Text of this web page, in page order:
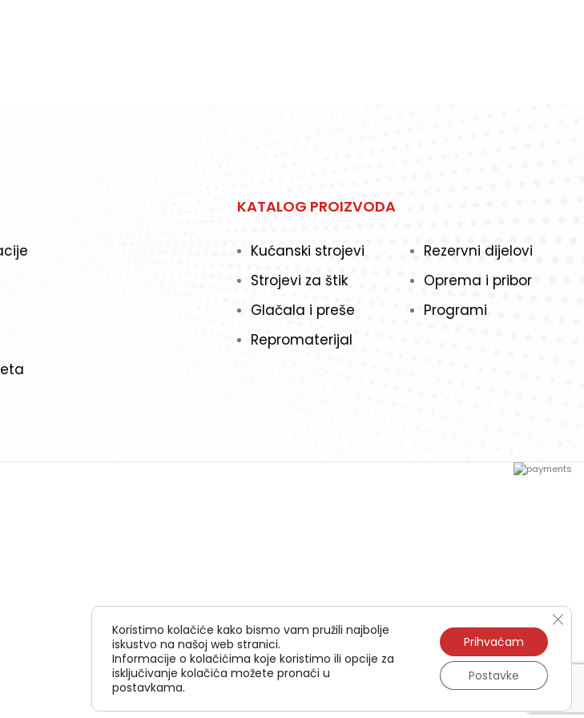
KATALOG PROIZVODA
Kućanski strojevi
Strojevi za štik
Glačala i preše
Repromaterijal
Rezervni dijelovi
Oprema i pribor
Programi
Koristimo kolačiće kako bismo vam pružili najbolje
iskustvo na našoj web stranici.
Informacije o kolačićima koje koristimo ili opcije za
isključivanje kolačića možete pronaći u
postavkama.
Prihvaćam
Postavke